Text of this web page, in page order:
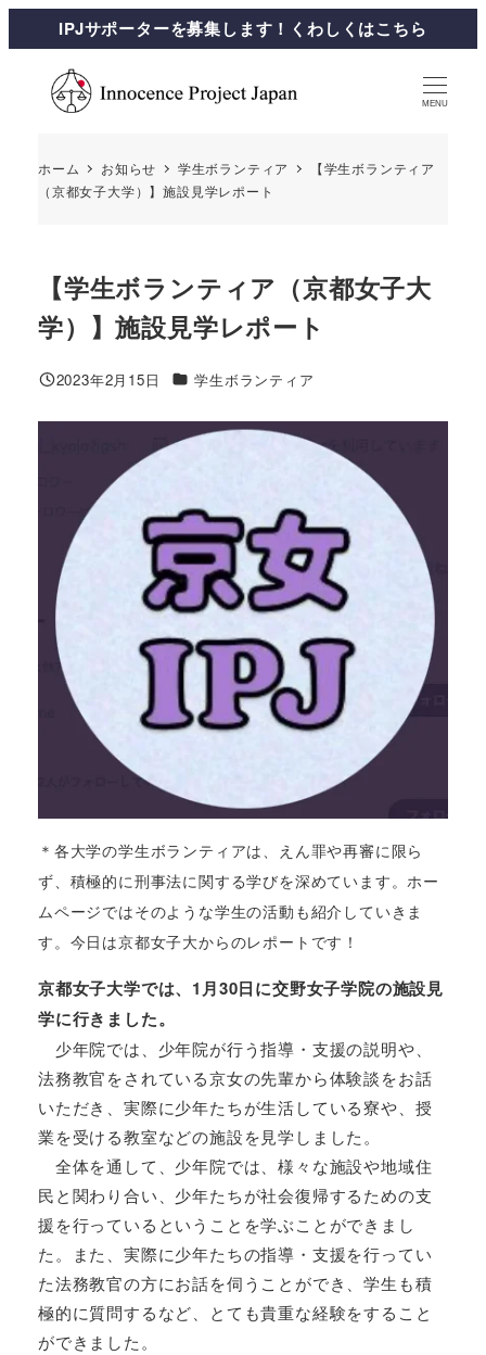
IPJサポーターを募集します！くわしくはこちら
MENU
ホーム お知らせ 学生ボランティア
【学生ボランティア
（京都女子大学）】施設見学レポート
【学生ボランティア（京都女子大
学）】施設見学レポート
2023年2月15日 学生ボランティア
＊各大学の学生ボランティアは、えん罪や再審に限ら
ず、積極的に刑事法に関する学びを深めています。ホー
ムページではそのような学生の活動も紹介していきま
す。今日は京都女子大からのレポートです！
京都女子大学では、1月30日に交野女子学院の施設見
学に行きました。
少年院では、少年院が行う指導・支援の説明や、
法務教官をされている京女の先輩から体験談をお話
いただき、実際に少年たちが生活している寮や、授
業を受ける教室などの施設を見学しました。
全体を通して、少年院では、様々な施設や地域住
民と関わり合い、少年たちが社会復帰するための支
援を行っているということを学ぶことができまし
た。また、実際に少年たちの指導・支援を行ってい
た法務教官の方にお話を伺うことができ、学生も積
極的に質問するなど、とても貴重な経験をすること
ができました。